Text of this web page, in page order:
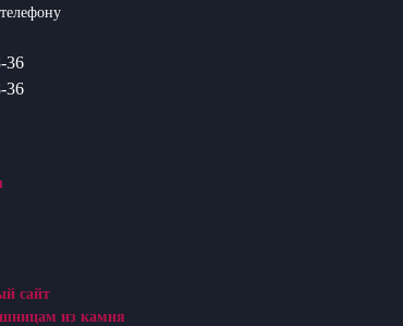
36
36
сайт
из камня